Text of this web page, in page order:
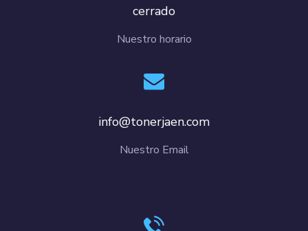
cerrado
Nuestro horario
info@tonerjaen.com
Nuestro Email